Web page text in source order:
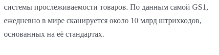
системы прослеживаемости товаров. По данным самой GS1,
ежедневно в мире сканируется около 10 млрд штрихкодов,
основанных на её стандартах.